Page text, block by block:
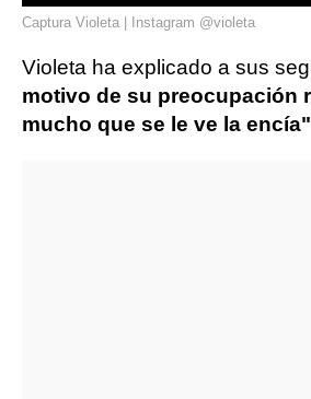
Captura Violeta | Instagram @violeta
Violeta ha explicado a sus
motivo de su preocupación
mucho que se le ve la encía"